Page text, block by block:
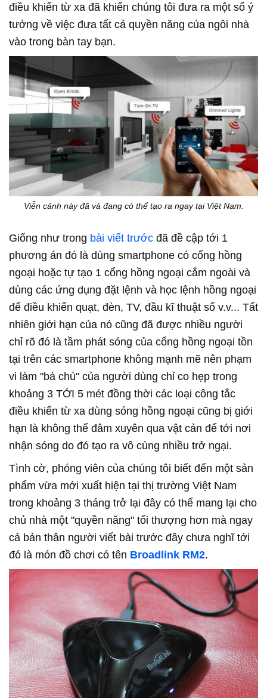
điều khiển từ xa đã khiến chúng tôi đưa ra một số ý
tưởng về việc đưa tất cả quyền năng của ngôi nhà
vào trong bàn tay bạn.
Viễn cảnh này đã và đang có thể tạo ra ngay tại Việt Nam.
Giống như trong bài viết trước đã đề cập tới 1
phương án đó là dùng smartphone có cổng hồng
ngoại hoặc tự tạo 1 cổng hồng ngoại cắm ngoài và
dùng các ứng dụng đặt lệnh và học lệnh hồng ngoại
để điều khiển quạt, đèn, TV, đầu kĩ thuật số v.v... Tất
nhiên giới hạn của nó cũng đã được nhiều người
chỉ rõ đó là tầm phát sóng của cổng hồng ngoại tồn
tại trên các smartphone không mạnh mẽ nên phạm
vi làm "bá chủ" của người dùng chỉ co hẹp trong
khoảng 3 TỚI 5 mét đồng thời các loại công tắc
điều khiển từ xa dùng sóng hồng ngoại cũng bị giới
hạn là không thể đâm xuyên qua vật cản để tới nơi
nhận sóng do đó tạo ra vô cùng nhiều trở ngại.
Tình cờ, phóng viên của chúng tôi biết đến một sản
phẩm vừa mới xuất hiện tại thị trường Việt Nam
trong khoảng 3 tháng trở lại đây có thể mang lại cho
chủ nhà một "quyền năng" tối thượng hơn mà ngay
cả bản thân người viết bài trước đây chưa nghĩ tới
đó là món đồ chơi có tên Broadlink RM2.